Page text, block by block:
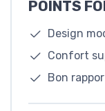
POINTS
Design
Confort
Bon